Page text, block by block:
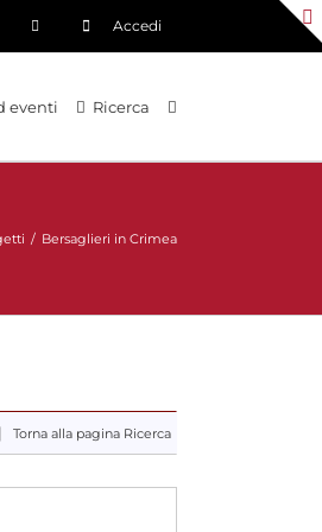
Accedi
eventi Ricerca
/ Bersaglieri in Crimea
| Torna alla pagina Ricerca